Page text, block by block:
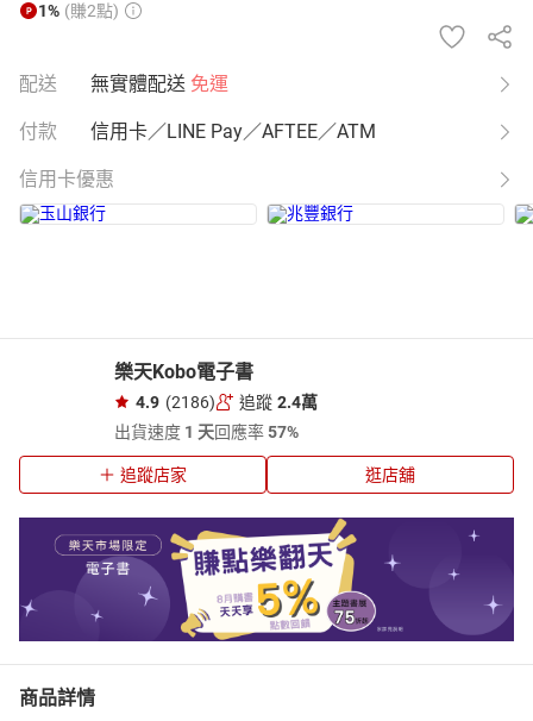
1% (賺2點)
配送 無實體配送 免運
付款 信用卡／LINE Pay／AFTEE／ATM
信用卡優惠
樂天Kobo電子書
4.9 (2186) 追蹤 2.4萬
出貨速度 1 天回應率57%
追蹤店家 逛店舖
商品詳情